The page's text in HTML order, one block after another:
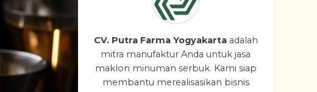
CV. Putra Farma Yogyakartaadalah
mitra manufaktur Anda untuk jasa
maklon minuman serbuk. Kami siap
membantu merealisasikan bisnis